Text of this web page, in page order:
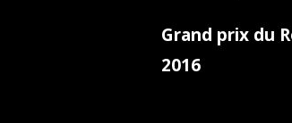
Grand prix du
2016